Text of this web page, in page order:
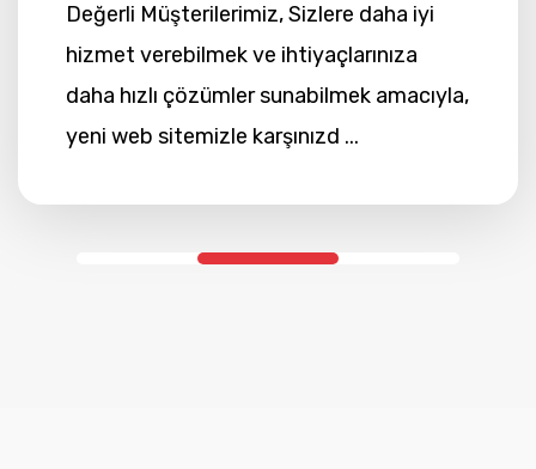
Değerli Müşterilerimiz, Sizlere daha iyi
hizmet verebilmek ve ihtiyaçlarınıza
daha hızlı çözümler sunabilmek amacıyla,
yeni web sitemizle karşınızd ...